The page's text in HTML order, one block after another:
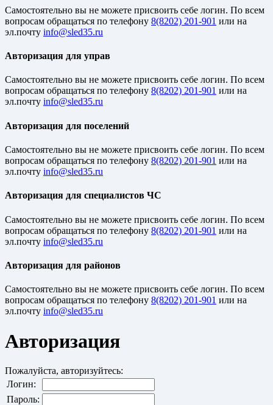
Cамостоятельно вы не можете присвоить себе логин. По всем
вопросам обращаться по телефону 8(8202) 201-901 или на
эл.почту
Авторизация для управ
Cамостоятельно вы не можете присвоить себе логин. По всем
вопросам обращаться по телефону 8(8202) 201-901 или на
эл.почту
Авторизация для поселений
Cамостоятельно вы не можете присвоить себе логин. По всем
вопросам обращаться по телефону 8(8202) 201-901 или на
эл.почту
Авторизация для специалистов ЧС
Cамостоятельно вы не можете присвоить себе логин. По всем
вопросам обращаться по телефону 8(8202) 201-901 или на
эл.почту
Авторизация для районов
Cамостоятельно вы не можете присвоить себе логин. По всем
вопросам обращаться по телефону 8(8202) 201-901 или на
эл.почту
Авторизация
Пожалуйста, авторизуйтесь:
Логин:
Пароль: